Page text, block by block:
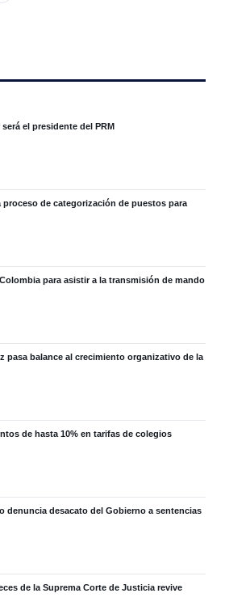
el presidente del PRM
de categorización de puestos para
para asistir a la transmisión de mando
pasa balance al crecimiento organizativo de la
de hasta 10% en tarifas de colegios
denuncia desacato del Gobierno a sentencias
de la Suprema Corte de Justicia revive
viene se discutirá reforma fiscal
hablará este miércoles con